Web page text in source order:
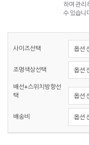
하여 관리
수 있습니
사이즈선택
조명색상선택
배선+스위치방향선
택
배송비